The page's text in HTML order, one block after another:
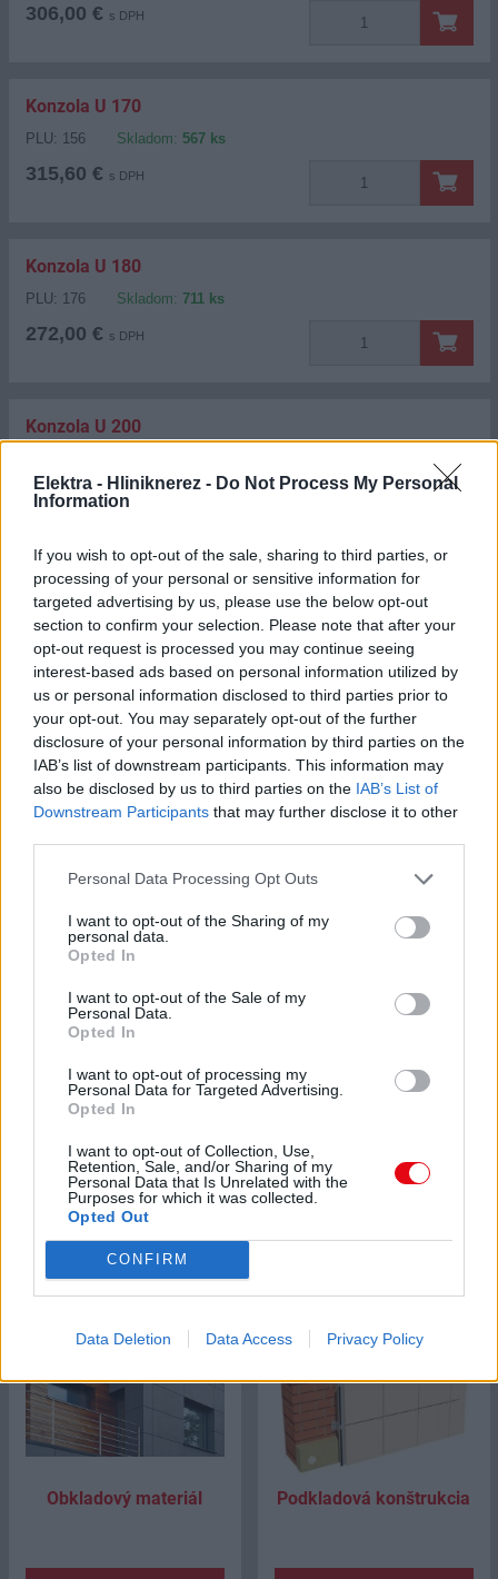
Elektra - Hliniknerez - Do Not Process My Personal
Information
If you wish to opt-out of the sale, sharing to third parties, or
processing of your personal or sensitive information for
targeted advertising by us, please use the below opt-out
section to confirm your selection. Please note that after your
opt-out request is processed you may continue seeing
interest-based ads based on personal information utilized by
us or personal information disclosed to third parties prior to
your opt-out. You may separately opt-out of the further
disclosure of your personal information by third parties on the
IAB’s list of downstream participants. This information may
also be disclosed by us to third parties on the IAB’s List of
Downstream Participants that may further disclose it to other
Personal Data Processing Opt Outs
I want to opt-out of the Sharing of my
personal data.
Opted In
I want to opt-out of the Sale of my
Personal Data.
Opted In
I want to opt-out of processing my
Personal Data for Targeted Advertising.
Opted In
I want to opt-out of Collection, Use,
Retention, Sale, and/or Sharing of my
Personal Data that Is Unrelated with the
Purposes for which it was collected.
Opted Out
CONFIRM
Data Deletion Data Access Privacy Policy
306,00 € s DPH
Konzola U 170
PLU: 156 Skladom: 567 ks
315,60 € s DPH
Konzola U 180
PLU: 176 Skladom: 711 ks
272,00 € s DPH
Konzola U 200
277,00 € s DPH
Konzola U 220
PLU: 569 Dĺžka: Skladom: 0 ks
258,40 € s DPH Na objednávku
Konzola U 230
Skladom: 0 ks
3,46 € s DPH Na objednávku
PLU: 1704 Skladom:
Thermostop/PVC podložka hrúbka 2-6mm
PLU: 140 Dĺžka:1 Skladom:0 ks
Podobné produkty
Obkladový materiál Podkladová konštrukcia